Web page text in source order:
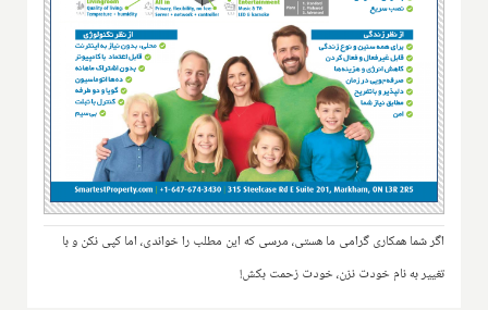
اگر شما همکاری گرامی ما هستی، مرسی که این مطلب را خواندی، اما کپی نکن و با
تغییر به نام خودت نزن، خودت زحمت بکش!